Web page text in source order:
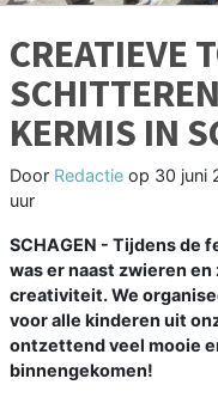
CREATIEVE
KERMIS IN
Door Redactie op 30 juni
uur
SCHAGEN - Tijdens de
was er naast zwieren
creativiteit. We
voor alle kinderen uit
ontzettend veel mooie
binnengekomen!